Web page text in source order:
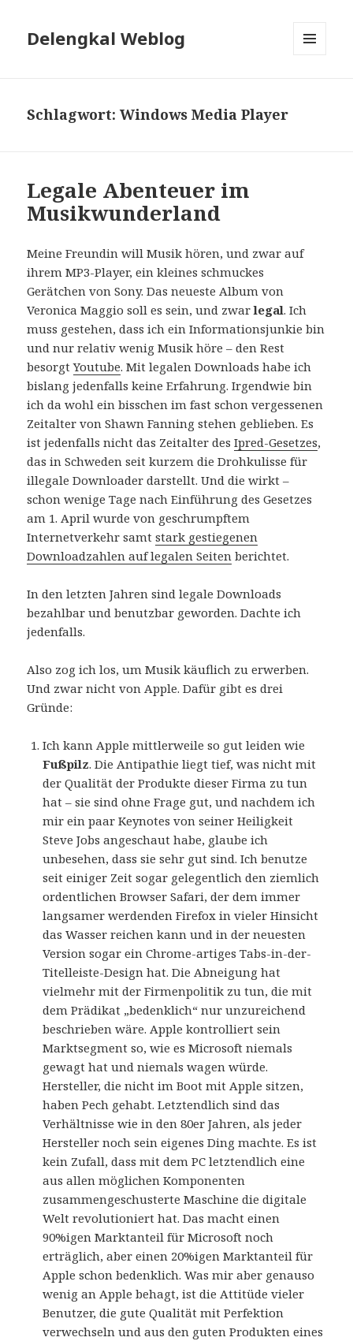
Delengkal Weblog
Schlagwort:Windows Media Player
Legale Abenteuer im
Musikwunderland
Meine Freundin will Musik hören, und zwar auf
ihrem MP3-Player, ein kleines schmuckes
Gerätchen von Sony. Das neueste Album von
Veronica Maggio soll es sein, und zwarlegal. Ich
muss gestehen, dass ich ein Informationsjunkie bin
und nur relativ wenig Musik höre – den Rest
besorgtYoutube. Mit legalen Downloads habe ich
bislang jedenfalls keine Erfahrung. Irgendwie bin
ich da wohl ein bisschen im fast schon vergessenen
Zeitalter von Shawn Fanning stehen geblieben. Es
ist jedenfalls nicht das Zeitalter desIpred-Gesetzes,
das in Schweden seit kurzem die Drohkulisse für
illegale Downloader darstellt. Und die wirkt –
schon wenige Tage nach Einführung des Gesetzes
am 1. April wurde von geschrumpftem
Internetverkehr samtstark gestiegenen
Downloadzahlen auf legalen Seiten berichtet.
In den letzten Jahren sind legale Downloads
bezahlbar und benutzbar geworden. Dachte ich
jedenfalls.
Also zog ich los, um Musik käuflich zu erwerben.
Und zwar nicht von Apple. Dafür gibt es drei
Gründe:
Ich kann Apple mittlerweile so gut leiden wie
Fußpilz. Die Antipathie liegt tief, was nicht mit
der Qualität der Produkte dieser Firma zu tun
hat – sie sind ohne Frage gut, und nachdem ich
mir ein paar Keynotes von seiner Heiligkeit
Steve Jobs angeschaut habe, glaube ich
unbesehen, dass sie sehr gut sind. Ich benutze
seit einiger Zeit sogar gelegentlich den ziemlich
ordentlichen Browser Safari, der dem immer
langsamer werdenden Firefox in vieler Hinsicht
das Wasser reichen kann und in der neuesten
Version sogar ein Chrome-artiges Tabs-in-der-
Titelleiste-Design hat. Die Abneigung hat
vielmehr mit der Firmenpolitik zu tun, die mit
dem Prädikat „bedenklich“ nur unzureichend
beschrieben wäre. Apple kontrolliert sein
Marktsegment so, wie es Microsoft niemals
gewagt hat und niemals wagen würde.
Hersteller, die nicht im Boot mit Apple sitzen,
haben Pech gehabt. Letztendlich sind das
Verhältnisse wie in den 80er Jahren, als jeder
Hersteller noch sein eigenes Ding machte. Es ist
kein Zufall, dass mit dem PC letztendlich eine
aus allen möglichen Komponenten
zusammengeschusterte Maschine die digitale
Welt revolutioniert hat. Das macht einen
90%igen Marktanteil für Microsoft noch
erträglich, aber einen 20%igen Marktanteil für
Apple schon bedenklich. Was mir aber genauso
wenig an Apple behagt, ist die Attitüde vieler
Benutzer, die gute Qualität mit Perfektion
verwechseln und aus den guten Produkten eines